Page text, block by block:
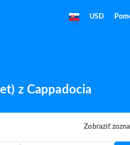
USD
z Cappadocia
Zobraziť